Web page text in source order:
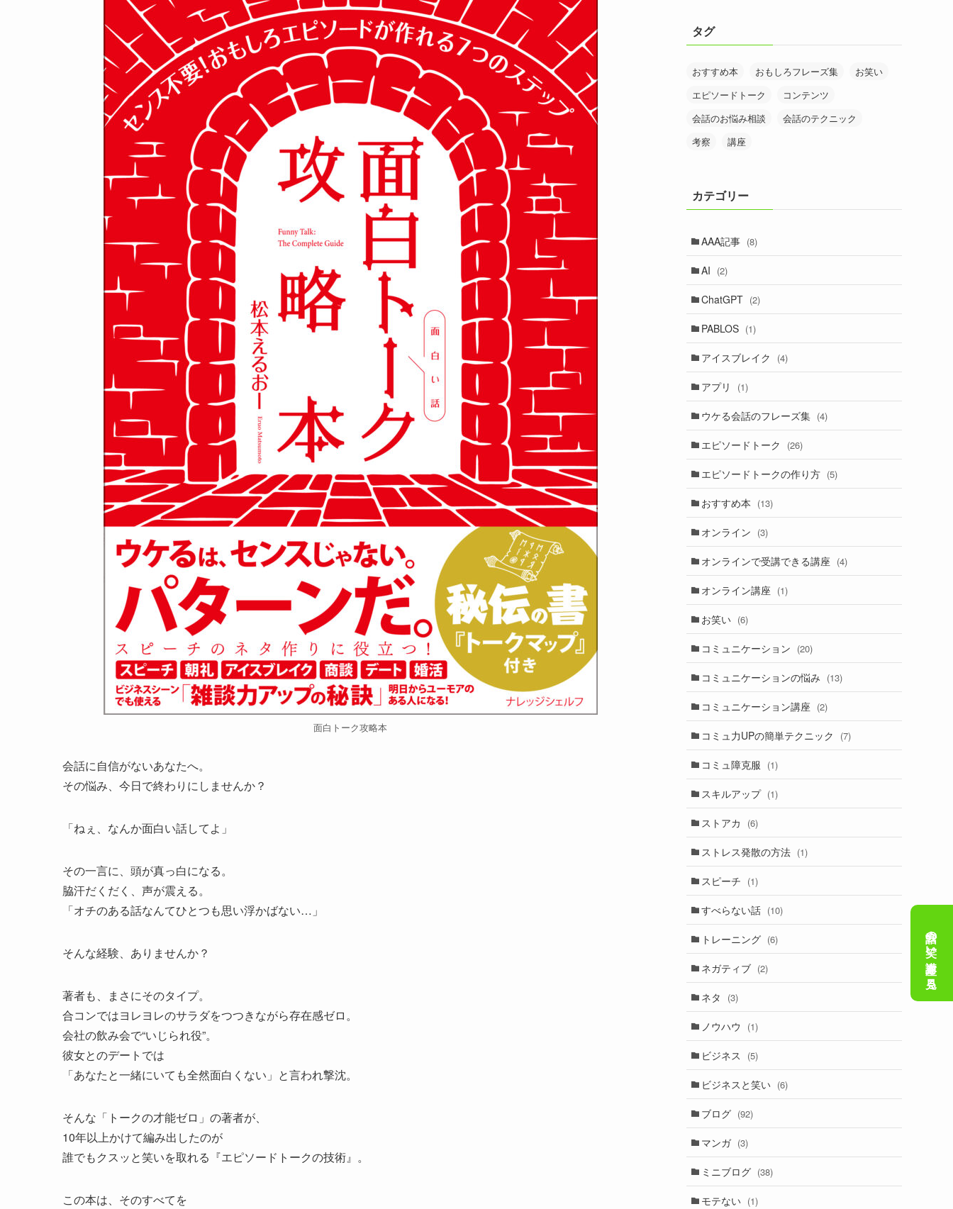
面白トーク攻略本
会話に自信がないあなたへ。
その悩み、今日で終わりにしませんか？
「ねぇ、なんか面白い話してよ」
その一言に、頭が真っ白になる。
脇汗だくだく、声が震える。
「オチのある話なんてひとつも思い浮かばない…」
そんな経験、ありませんか？
著者も、まさにそのタイプ。
合コンではヨレヨレのサラダをつつきながら存在感ゼロ。
会社の飲み会で“いじられ役”。
彼女とのデートでは
「あなたと一緒にいても全然面白くない」と言われ撃沈。
そんな「トークの才能ゼロ」の著者が、
10年以上かけて編み出したのが
誰でもクスッと笑いを取れる『エピソードトークの技術』。
この本は、そのすべてを
タグ
おすすめ本 おもしろフレーズ集
お笑い
エピソードトーク
コンテンツ
会話のお悩み相談
会話のテクニック
考察
講座
カテゴリー
AAA記事 (8)
AI (2)
ChatGPT (2)
PABLOS (1)
アイスブレイク (4)
アプリ (1)
ウケる会話のフレーズ集 (4)
エピソードトーク (26)
エピソードトークの作り方 (5)
おすすめ本 (13)
オンライン (3)
オンラインで受講できる講座 (4)
オンライン講座 (1)
お笑い (6)
コミュニケーション (20)
コミュニケーションの悩み (13)
コミュニケーション講座 (2)
コミュ力UPの簡単テクニック (7)
コミュ障克服 (1)
スキルアップ (1)
ストアカ (6)
ストレス発散の方法 (1)
スピーチ (1)
すべらない話 (10)
トレーニング (6)
ネガティブ (2)
ネタ (3)
ノウハウ (1)
ビジネス (5)
ビジネスと笑い (6)
ブログ (92)
マンガ (3)
ミニブログ (38)
モテない (1)
会話の笑い講座を見る